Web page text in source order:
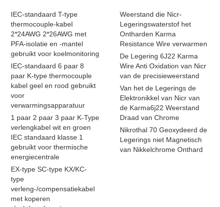
IEC-standaard T-type
thermocouple-kabel
2*24AWG 2*26AWG met
PFA-isolatie en -mantel
gebruikt voor koelmonitoring
IEC-standaard 6 paar 8
paar K-type thermocouple
kabel geel en rood gebruikt
voor
verwarmingsapparatuur
1 paar 2 paar 3 paar K-Type
verlengkabel wit en groen
IEC standaard klasse 1
gebruikt voor thermische
energiecentrale
EX-type SC-type KX/KC-
type
verleng-/compensatiekabel
met koperen
Weerstand die Nicr-
Legeringswaterstof het
Ontharden Karma
Resistance Wire verwarmen
De Legering 6J22 Karma
Wire Anti Oxidation van Nicr
van de precisieweerstand
Van het de Legerings de
Elektronikkel van Nicr van
de Karma6j22 Weerstand
Draad van Chrome
Nikrothal 70 Geoxydeerd de
Legerings niet Magnetisch
van Nikkelchrome Onthard